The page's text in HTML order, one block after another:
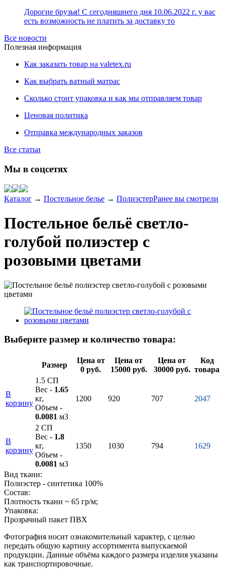
Дорогие брузья! С сегодняшнего дня 10.06.2022 г. у вас
есть возможность не платить за доставку то
Все новости
Полезная информация
Как заказать товар на valetex.ru
Как выбрать ватный матрас
Сколько стоит упаковка и как мы отправляем товар
Ценовая политика
Отправка международных заказов
Все статьи
Мы в соцсетях
Каталог → Постельное белье → ПолиэстерРанее вы смотрели
Постельное бельё светло-
голубой полиэстер с
розовыми цветами
Выберите размер и количество товара:
Размер
Цена от
0 руб.
Цена от
15000 руб.
Цена от
30000 руб.
Код
товара
В
корзину
1.5 СП
Вес - 1.65
кг,
Объем -
0.0081 м3
1200 920 707 2047
В
корзину
2 СП
Вес - 1.8
кг,
Объем -
0.0081 м3
1350 1030 794 1629
Вид ткани:
Полиэстер - синтетика 100%
Состав:
Плотность ткани ~ 65 гр/м;
Упаковка:
Прозрачный пакет ПВХ
Фотография носит ознакомительный характер, с целью
передать общую картину ассортимента выпускаемой
продукции. Данные объёма каждого размера изделия указаны
как транспортировочные.